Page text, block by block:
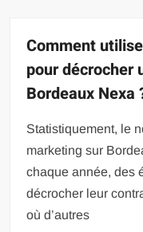
Comment
pour décrocher
Bordeaux Nexa
Statistiquement, le
marketing sur
chaque année, des
décrocher leur
où d’autres